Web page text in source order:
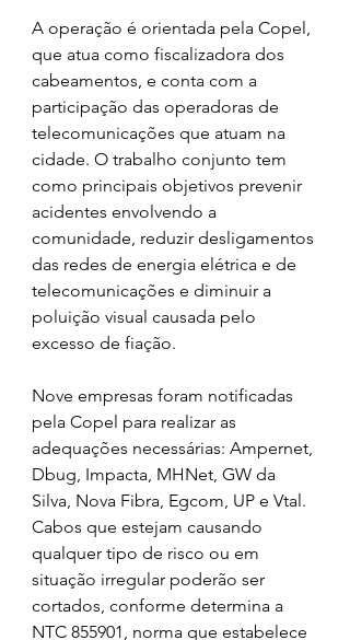
A operação é orientada pela Copel,
que atua como fiscalizadora dos
cabeamentos, e conta com a
participação das operadoras de
telecomunicações que atuam na
cidade. O trabalho conjunto tem
como principais objetivos prevenir
acidentes envolvendo a
comunidade, reduzir desligamentos
das redes de energia elétrica e de
telecomunicações e diminuir a
poluição visual causada pelo
excesso de fiação.
Nove empresas foram notificadas
pela Copel para realizar as
adequações necessárias: Ampernet,
Dbug, Impacta, MHNet, GW da
Silva, Nova Fibra, Egcom, UP e Vtal.
Cabos que estejam causando
qualquer tipo de risco ou em
situação irregular poderão ser
cortados, conforme determina a
NTC 855901, norma que estabelece